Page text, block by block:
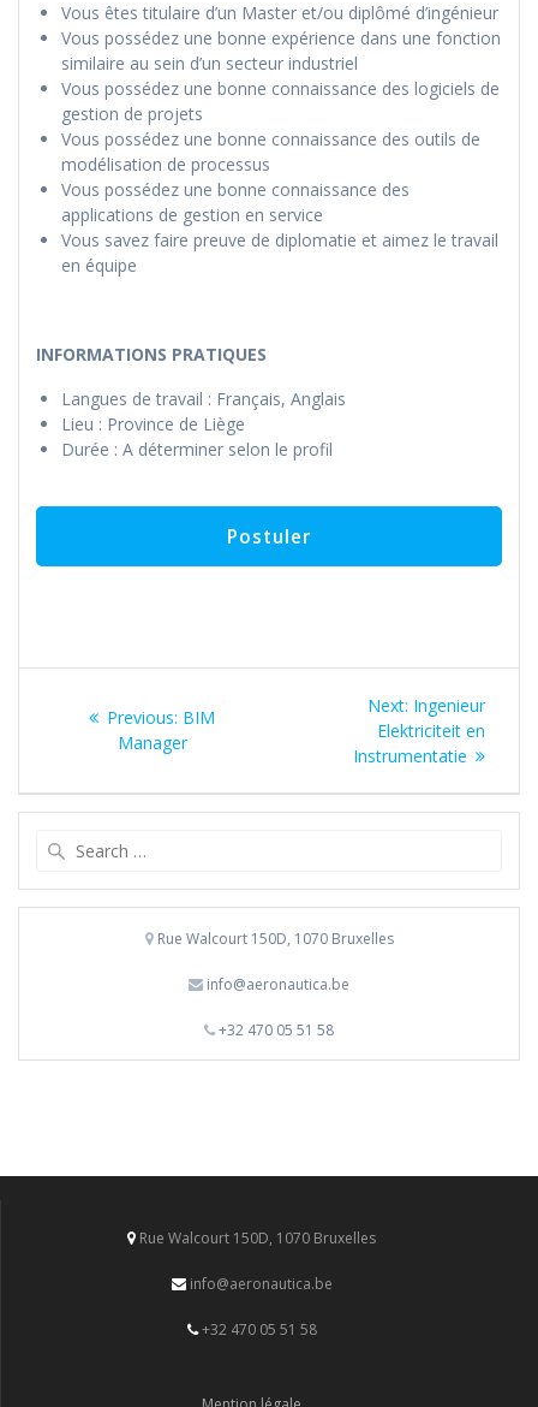
Vous êtes titulaire d’un Master et/ou diplômé d’ingénieur
Vous possédez une bonne expérience dans une fonction
similaire au sein d’un secteur industriel
Vous possédez une bonne connaissance des logiciels de
gestion de projets
Vous possédez une bonne connaissance des outils de
modélisation de processus
Vous possédez une bonne connaissance des
applications de gestion en service
Vous savez faire preuve de diplomatie et aimez le travail
en équipe
INFORMATIONS PRATIQUES
Langues de travail : Français, Anglais
Lieu : Province de Liège
Durée : A déterminer selon le profil
l’article
Previous: Previous
post:
BIM
Manager
Next: Next
post:
Ingenieur
Elektriciteit en
Instrumentatie
Rue Walcourt 150D, 1070 Bruxelles
info@aeronautica.be
+32 470 05 51 58
Rue Walcourt 150D, 1070 Bruxelles
info@aeronautica.be
+32 470 05 51 58